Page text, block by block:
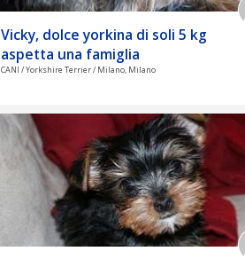
Vicky, dolce yorkina di soli 5 kg
aspetta una famiglia
CANI / Yorkshire Terrier / Milano, Milano